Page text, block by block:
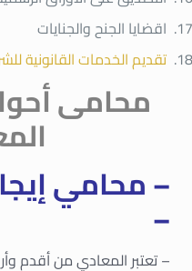
اقضايا الجنح والجنايات
تقديم الخدمات القانونية
محامى
– محامي
–
– تعتبر المعادي من أقدم